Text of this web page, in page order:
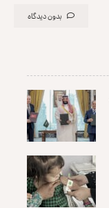
بدون دیدگاه